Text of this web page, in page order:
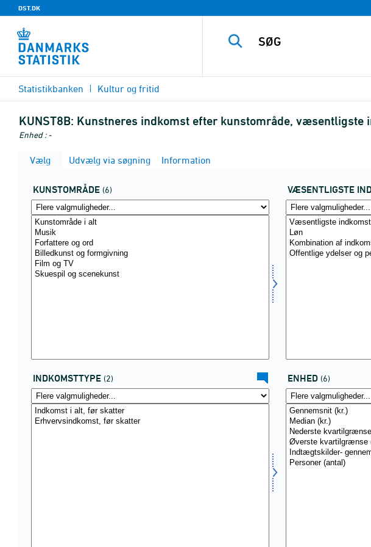
DST.DK
Statistikbanken Kultur og fritid
KUNST8B: Kunstneres indkomst efter kunstområde,
Enhed : -
Vælg Udvælg via søgning Information
KUNSTOMRÅDE (6) VÆSENTLIGSTE
INDKOMSTTYPE (2) ENHED (6)